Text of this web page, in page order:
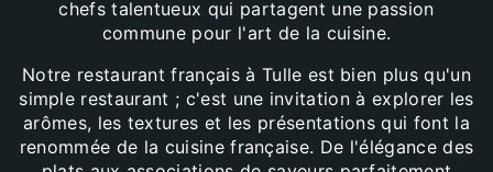
chefs talentueux qui partagent une passion
commune pour l'art de la cuisine.
Notre restaurant français à Tulle est bien plus qu'un
simple restaurant ; c'est une invitation à explorer les
arômes, les textures et les présentations qui font la
renommée de la cuisine française. De l'élégance des